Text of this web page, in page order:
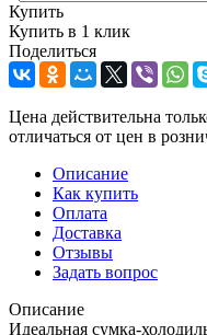
Купить
Купить в 1 клик
Поделиться
Цена действительна
отличаться от цен в
Описание
Как купить
Оплата
Доставка
Отзывы
Задать вопрос
Описание
Идеальная сумка-